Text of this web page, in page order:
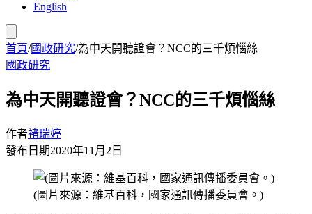
English
首頁/國政研究/為中天開聽證會？NCC的三千煩惱絲
國政研究
為中天開聽證會？NCC的三千煩惱絲
作者褚瑞婷
發布日期2020年11月2日
(圖片來源：維基百科，國家通訊傳播委員會。)